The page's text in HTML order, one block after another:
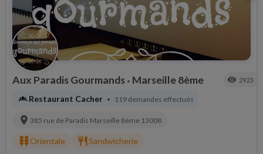
Aux Paradis Gourmands • Marseille 8ème visibility 2923
bakery_diningRestaurant Cacher • 119 demandes effectués
location_on 385 rue de Paradis Marseille 8ème 13008
kebab_diningOrientale restaurant Sandwicherie